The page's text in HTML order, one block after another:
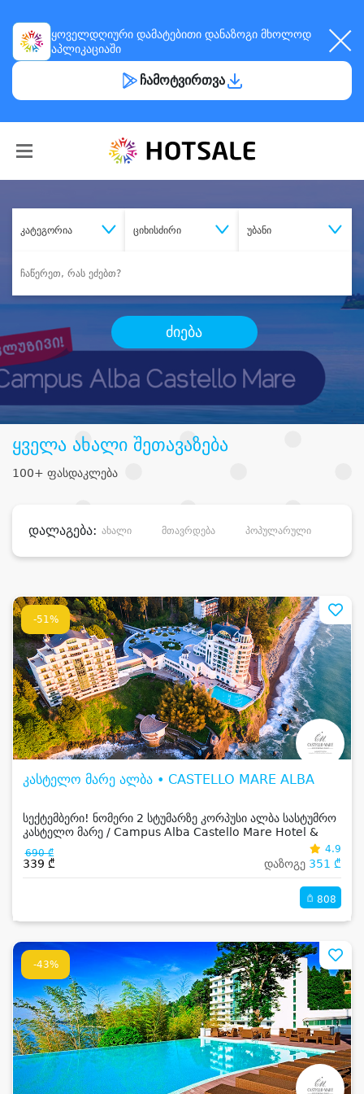
ყოველდღიური დამატებითი დანაზოგი მხოლოდ
აპლიკაციაში
ჩამოტვირთვა
კატეგორია ციხისძირი უბანი
ძიება
ყველა ახალი შეთავაზება
100+ ფასდაკლება
დალაგება: ახალი მთავრდება პოპულარული
-51%
კასტელო მარე ალბა • CASTELLO MARE ALBA
სექტემბერი! ნომერი 2 სტუმარზე კორპუსი ალბა სასტუმრო
კასტელო მარე / Campus Alba Castello Mare Hotel &
Wellness Resort -სგან!
690 ₾
339 ₾
4.9
დაზოგე 351 ₾
808
-43%